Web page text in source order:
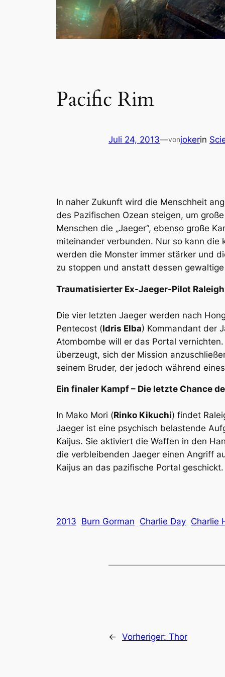
Pacific Rim
Juli 24, 2013—vonjokerin
In naher Zukunft wird die Menschheit
des Pazifischen Ozean steigen, um
Menschen die „Jaeger“, ebenso große
miteinander verbunden. Nur so kann
werden die Monster immer stärker und
zu stoppen und anstatt dessen
Traumatisierter Ex-Jaeger-Pilot
Die vier letzten Jaeger werden nach
Pentecost (Idris Elba) Kommandant der
Atombombe will er das Portal
überzeugt, sich der Mission
seinem Bruder, der jedoch während
Ein finaler Kampf – Die letzte Chance
In Mako Mori (Rinko Kikuchi) findet
Jaeger ist eine psychisch belastende
Kaijus. Sie aktiviert die Waffen in den
die verbleibenden Jaeger einen Angriff
Kaijus an das pazifische Portal geschickt.
2013 Burn Gorman Charlie Day Charlie
← Vorheriger: Thor